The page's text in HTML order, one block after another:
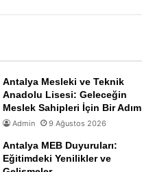
Antalya Mesleki ve Teknik
Anadolu Lisesi: Geleceğin
Meslek Sahipleri İçin Bir Adım
Admin 9 Ağustos 2026
Antalya MEB Duyuruları:
Eğitimdeki Yenilikler ve